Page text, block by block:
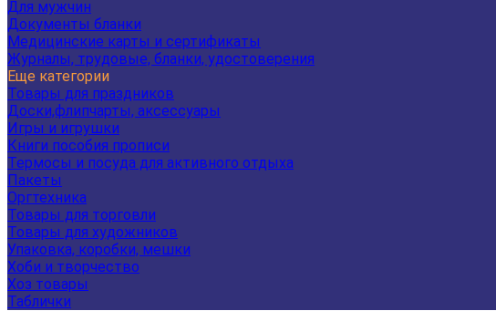
Для мужчин
Документы бланки
Медицинские карты и сертификаты
Журналы, трудовые, бланки, удостоверения
Еще категории
Товары для праздников
Доски,флипчарты, аксессуары
Игры и игрушки
Книги пособия прописи
Термосы и посуда для активного отдыха
Пакеты
Оргтехника
Товары для торговли
Товары для художников
Упаковка, коробки, мешки
Хоби и творчество
Хоз товары
Таблички